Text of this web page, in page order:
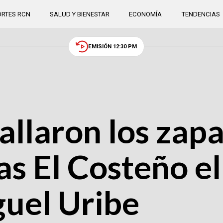
RCN SALUD Y BIENESTAR ECONOMÍA TENDENCIAS
EMISIÓN 12:30 PM
los
El Costeño
Uribe